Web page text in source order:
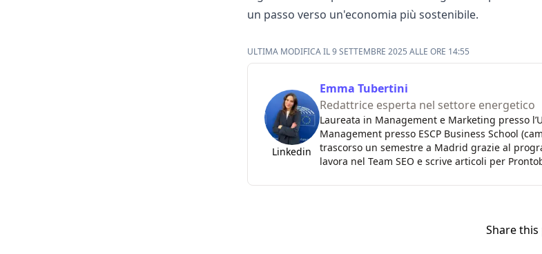
un passo verso un'economia più sostenibile.
ULTIMA MODIFICA IL 9 SETTEMBRE 2025 ALLE ORE 14:55
Linkedin
Emma Tubertini
Redattrice esperta nel settore energetico
Laureata in Management e Marketing presso
Management presso ESCP Business School
trascorso un semestre a Madrid grazie al
lavora nel Team SEO e scrive articoli per
Share this